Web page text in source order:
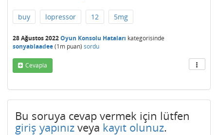
buy lopressor 12 5mg
28 Ağustos 2022Oyun Konsolu Hataları kategorisinde
sonyablaadee(1m puan) sordu
Cevapla
Bu soruya cevap vermek için lütfen
giriş yapınız veya kayıt olunuz.